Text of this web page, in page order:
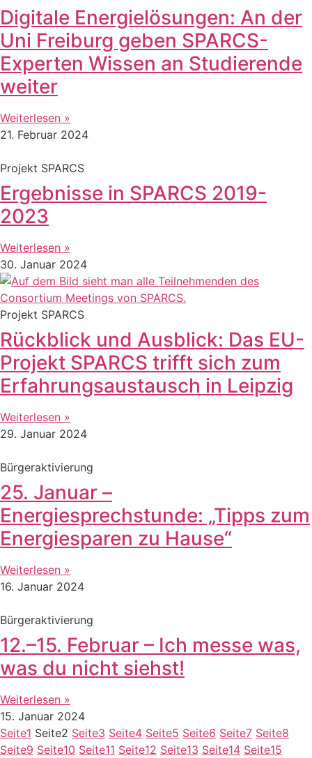
Digitale Energielösungen: An der
Uni Freiburg geben SPARCS-
Experten Wissen an Studierende
weiter
Weiterlesen »
21. Februar 2024
Projekt SPARCS
Ergebnisse in SPARCS 2019-
2023
Weiterlesen »
30. Januar 2024
Projekt SPARCS
Rückblick und Ausblick: Das EU-
Projekt SPARCS trifft sich zum
Erfahrungsaustausch in Leipzig
Weiterlesen »
29. Januar 2024
Bürgeraktivierung
25. Januar –
Energiesprechstunde: „Tipps zum
Energiesparen zu Hause“
Weiterlesen »
16. Januar 2024
Bürgeraktivierung
12.–15. Februar – Ich messe was,
was du nicht siehst!
Weiterlesen »
15. Januar 2024
Seite1 Seite2 Seite3 Seite4 Seite5 Seite6 Seite7 Seite8
Seite9 Seite10 Seite11 Seite12 Seite13 Seite14 Seite15